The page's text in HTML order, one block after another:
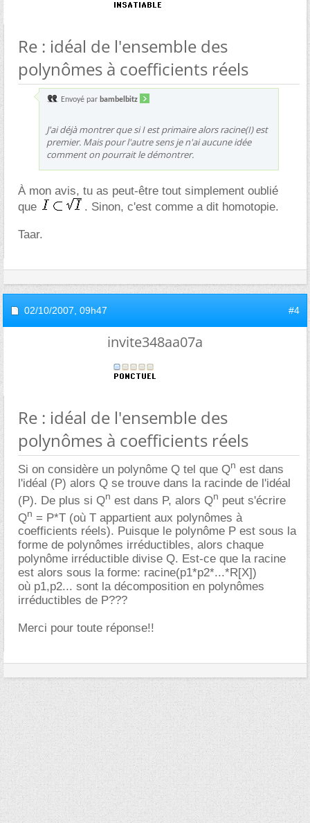
Re : idéal de l'ensemble des
polynômes à coefficients réels
Envoyé par bambelbitz
J'ai déjà montrer que si I est primaire alors racine(I) est
premier. Mais pour l'autre sens je n'ai aucune idée
comment on pourrait le démontrer.
À mon avis, tu as peut-être tout simplement oublié
que
. Sinon, c'est comme a dit homotopie.
Taar.
02/10/2007, 09h47 #4
invite348aa07a
Re : idéal de l'ensemble des
polynômes à coefficients réels
Si on considère un polynôme Q tel que Qn est dans
l'idéal (P) alors Q se trouve dans la racinde de l'idéal
(P). De plus si Qn est dans P, alors Qn peut s'écrire
Qn = P*T (où T appartient aux polynômes à
coefficients réels). Puisque le polynôme P est sous la
forme de polynômes irréductibles, alors chaque
polynôme irréductible divise Q. Est-ce que la racine
est alors sous la forme: racine(p1*p2*...*R[X])
où p1,p2... sont la décomposition en polynômes
irréductibles de P???
Merci pour toute réponse!!